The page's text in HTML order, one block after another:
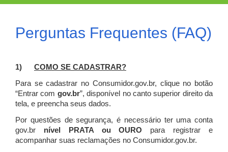
Perguntas Frequentes (FAQ)
1) COMO SE CADASTRAR?
Para se cadastrar no Consumidor.gov.br, clique no botão
“Entrar com gov.br”, disponível no canto superior direito da
tela, e preencha seus dados.
Por questões de segurança, é necessário ter uma conta
gov.br nível PRATA ou OURO para registrar e
acompanhar suas reclamações no Consumidor.gov.br.